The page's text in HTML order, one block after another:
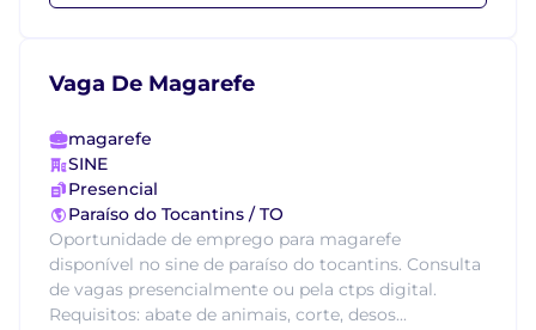
Vaga De Magarefe
magarefe
SINE
Presencial
Paraíso do Tocantins / TO
Oportunidade de emprego para magarefe
disponível no sine de paraíso do tocantins. Consulta
de vagas presencialmente ou pela ctps digital.
Requisitos: abate de animais, corte, desos...